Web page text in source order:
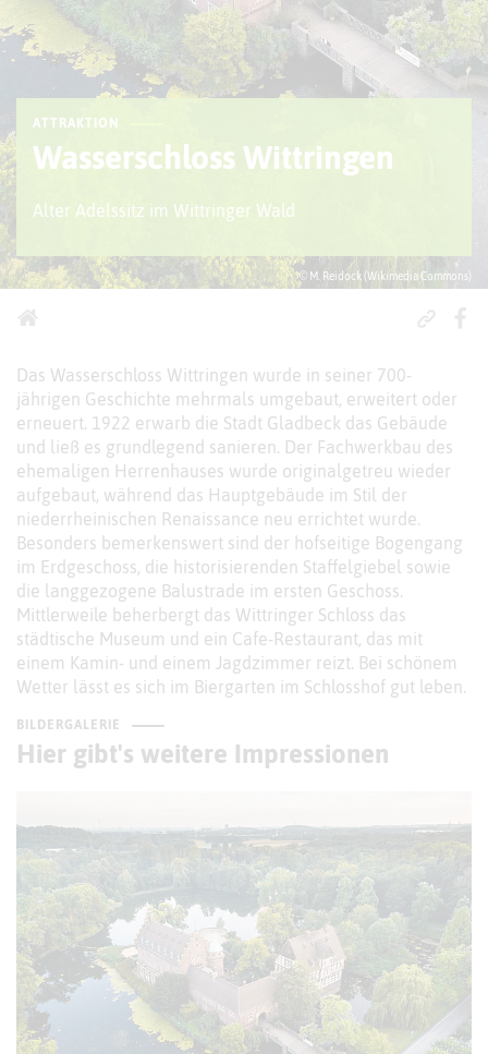
© M. Reidock (Wikimedia Commons)
ATTRAKTION
Wasserschloss Wittringen
Alter Adelssitz im Wittringer Wald
Das Wasserschloss Wittringen wurde in seiner 700-
jährigen Geschichte mehrmals umgebaut, erweitert oder
erneuert. 1922 erwarb die Stadt Gladbeck das Gebäude
und ließ es grundlegend sanieren. Der Fachwerkbau des
ehemaligen Herrenhauses wurde originalgetreu wieder
aufgebaut, während das Hauptgebäude im Stil der
niederrheinischen Renaissance neu errichtet wurde.
Besonders bemerkenswert sind der hofseitige Bogengang
im Erdgeschoss, die historisierenden Staffelgiebel sowie
die langgezogene Balustrade im ersten Geschoss.
Mittlerweile beherbergt das Wittringer Schloss das
städtische Museum und ein Cafe-Restaurant, das mit
einem Kamin- und einem Jagdzimmer reizt. Bei schönem
Wetter lässt es sich im Biergarten im Schlosshof gut leben.
BILDERGALERIE
Hier gibt's weitere Impressionen